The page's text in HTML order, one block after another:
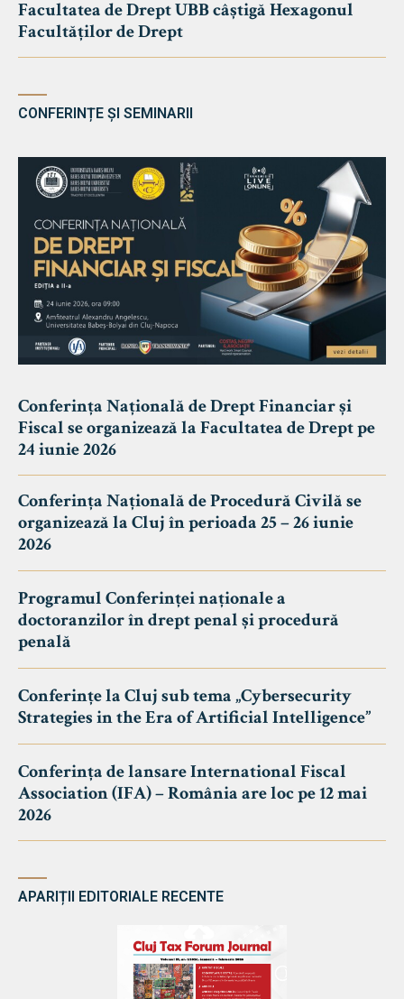
Facultatea de Drept UBB câștigă Hexagonul
Facultăților de Drept
CONFERINȚE ȘI SEMINARII
Conferința Națională de Drept Financiar și
Fiscal se organizează la Facultatea de Drept pe
24 iunie 2026
Conferința Națională de Procedură Civilă se
organizează la Cluj în perioada 25 – 26 iunie
2026
Programul Conferinței naționale a
doctoranzilor în drept penal și procedură
penală
Conferințe la Cluj sub tema „Cybersecurity
Strategies in the Era of Artificial Intelligence”
Conferința de lansare International Fiscal
Association (IFA) – România are loc pe 12 mai
2026
APARIȚII EDITORIALE RECENTE